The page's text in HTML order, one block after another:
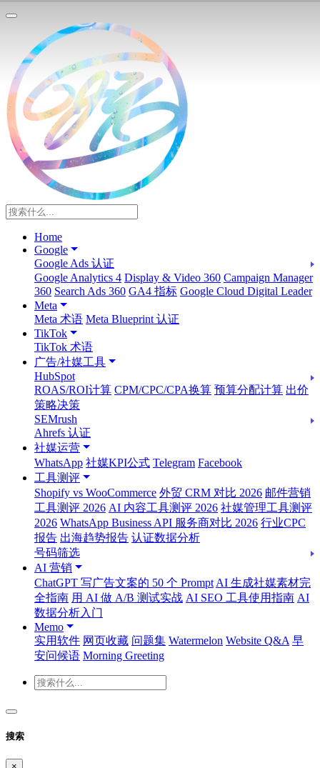
Home
Google
Google Ads 认证
Google Analytics 4 Display & Video 360 Campaign Manager
360 Search Ads 360 GA4 指标 Google Cloud Digital Leader
Meta
Meta 术语 Meta Blueprint 认证
TikTok
TikTok 术语
广告/社媒工具
HubSpot
ROAS/ROI计算 CPM/CPC/CPA换算 预算分配计算 出价
策略决策
SEMrush
Ahrefs 认证
社媒运营
WhatsApp 社媒KPI公式 Telegram Facebook
工具测评
Shopify vs WooCommerce 外贸 CRM 对比 2026 邮件营销
工具测评 2026 AI 内容工具测评 2026 社媒管理工具测评
2026 WhatsApp Business API 服务商对比 2026 行业CPC
报告 出海趋势报告 认证数据分析
号码筛选
AI 营销
ChatGPT 写广告文案的 50 个 Prompt AI 生成社媒素材完
全指南 用 AI 做 A/B 测试实战 AI SEO 工具使用指南 AI
数据分析入门
Memo
实用软件 网页收藏 问题集 Watermelon Website Q&A 早
安问候语 Morning Greeting
搜索